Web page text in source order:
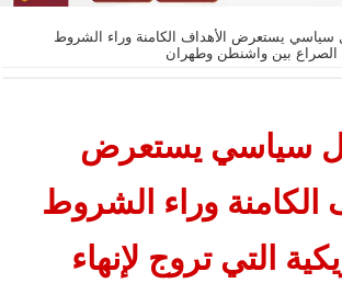
سياسي يستعرض الأهداف الكامنة وراء الشروط
الصراع بين واشنطن وطهران
سياسي يستعرض
الكامنة وراء الشروط
التي تروج لإنهاء